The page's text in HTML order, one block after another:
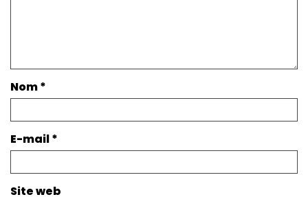
Nom*
E-mail*
Site web